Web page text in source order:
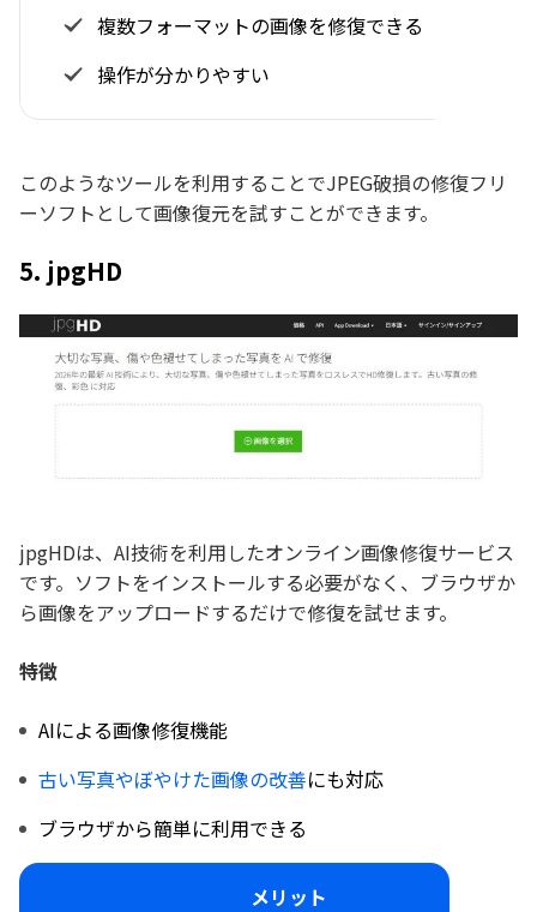
複数フォーマットの画像を修復できる
操作が分かりやすい
このようなツールを利用することでJPEG破損の修復フリ
ーソフトとして画像復元を試すことができます。
5. jpgHD
jpgHDは、AI技術を利用したオンライン画像修復サービス
です。ソフトをインストールする必要がなく、ブラウザか
ら画像をアップロードするだけで修復を試せます。
特徴
AIによる画像修復機能
古い写真やぼやけた画像の改善にも対応
ブラウザから簡単に利用できる
メリット